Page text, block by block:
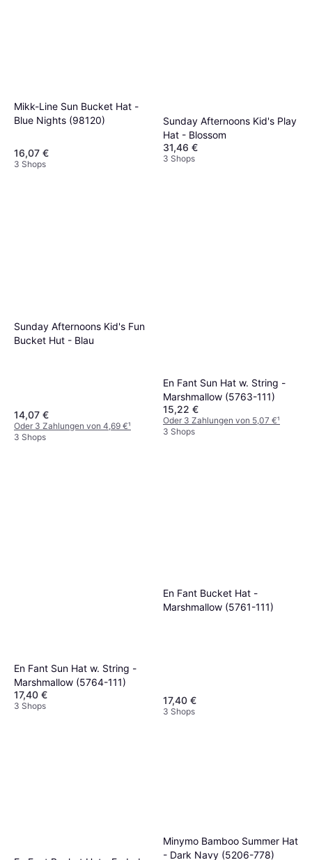
Mikk-Line Sun Bucket Hat -
Blue Nights (98120)
16,07 €
3 Shops
Sunday Afternoons Kid's Play
Hat - Blossom
31,46 €
3 Shops
Sunday Afternoons Kid's Fun
Bucket Hut - Blau
14,07 €
Oder 3 Zahlungen von 4,69 €¹
3 Shops
En Fant Sun Hat w. String -
Marshmallow (5763-111)
15,22 €
Oder 3 Zahlungen von 5,07 €¹
3 Shops
En Fant Sun Hat w. String -
Marshmallow (5764-111)
17,40 €
3 Shops
En Fant Bucket Hat -
Marshmallow (5761-111)
17,40 €
3 Shops
Minymo Bamboo Summer Hat
- Dark Navy (5206-778)